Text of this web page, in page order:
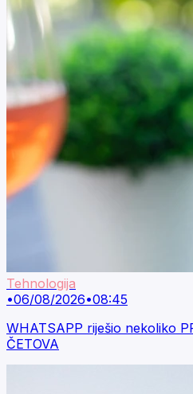
Tehnologija
•06/08/2026•08:45
WHATSAPP riješio nekoliko
ČETOVA